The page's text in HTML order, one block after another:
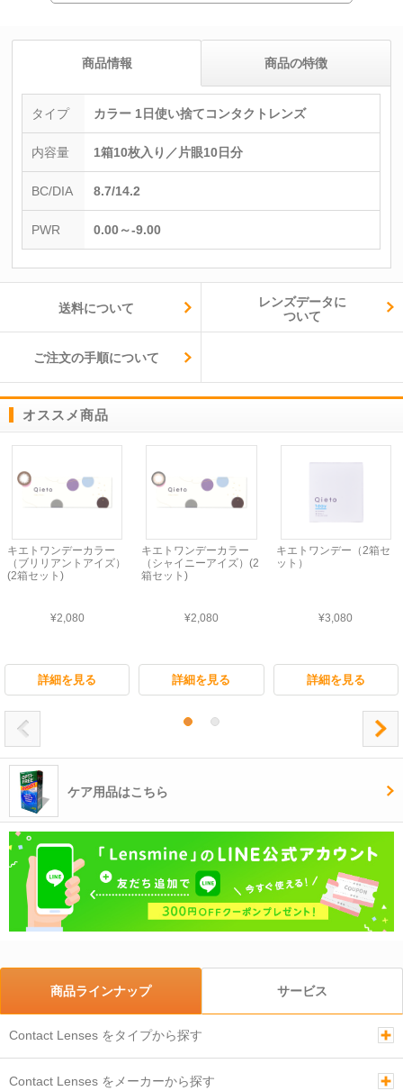
商品情報
タイプ カラー 1日使い捨てコンタクトレンズ
内容量 1箱10枚入り／片眼10日分
BC/DIA 8.7/14.2
PWR 0.00～-9.00
商品の特徴
送料について
レンズデータに
ついて
ご注文の手順について
オススメ商品
キエトワンデーカラー
（ブリリアントアイズ）
(2箱セット)
¥2,080
詳細を見る
キエトワンデーカラー
（シャイニーアイズ）(2
箱セット)
¥2,080
詳細を見る
キエトワンデー（2箱セ
ット）
¥3,080
詳細を見る
ケア用品はこちら
商品ラインナップ
Contact Lenses をタイプから探す
Contact Lenses をメーカーから探す
サービス